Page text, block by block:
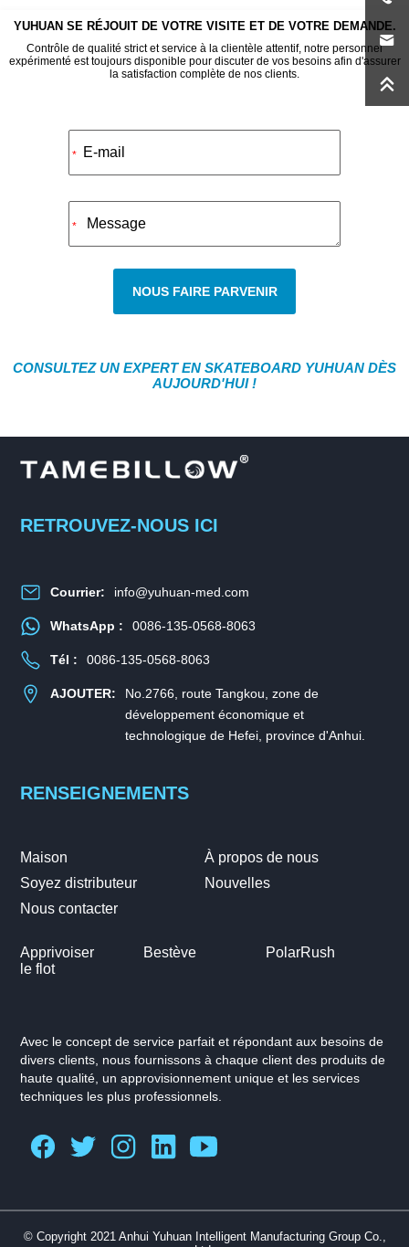
YUHUAN SE RÉJOUIT DE VOTRE VISITE ET DE VOTRE DEMANDE.
Contrôle de qualité strict et service à la clientèle attentif, notre personnel
expérimenté est toujours disponible pour discuter de vos besoins afin d'assurer
la satisfaction complète de nos clients.
*
*
NOUS FAIRE PARVENIR
Alternative:
CONSULTEZ UN EXPERT EN SKATEBOARD YUHUAN DÈS
AUJOURD'HUI !
RETROUVEZ-NOUS ICI
Courrier: info@yuhuan-med.com
WhatsApp : 0086-135-0568-8063
Tél : 0086-135-0568-8063
AJOUTER:
No.2766, route Tangkou, zone de
développement économique et
technologique de Hefei, province d'Anhui.
RENSEIGNEMENTS
Maison
À propos de nous
Soyez distributeur
Nouvelles
Nous contacter
Apprivoiser
le flot
Bestève PolarRush
Avec le concept de service parfait et répondant aux besoins de
divers clients, nous fournissons à chaque client des produits de
haute qualité, un approvisionnement unique et les services
techniques les plus professionnels.
© Copyright 2021 Anhui Yuhuan Intelligent Manufacturing Group Co.,